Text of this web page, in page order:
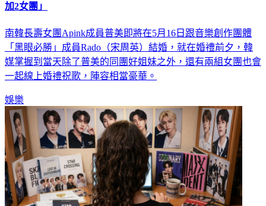
加2女團」
南韓長壽女團Apink成員普美即將在5月16日跟音樂創作團體
「黑眼必勝」成員Rado（宋周英）結婚，就在婚禮前夕，韓
媒掌握到當天除了普美的同團好姐妹之外，還有兩組女團也會
一起線上婚禮祝歌，陣容相當豪華。
娛樂